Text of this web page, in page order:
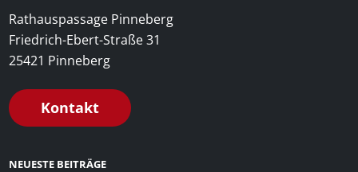
Rathauspassage Pinneberg
Friedrich-Ebert-Straße 31
25421 Pinneberg
Kontakt
NEUESTE BEITRÄGE